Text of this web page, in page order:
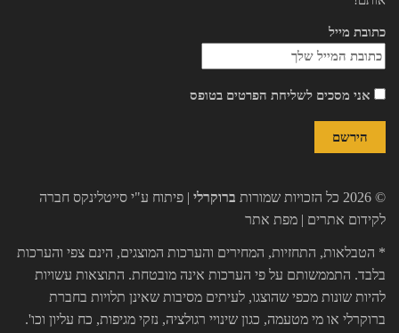
כתובת מייל
אני מסכים לשליחת הפרטים בטופס
© 2026 כל הזכויות שמורות ברוקרלי | פיתוח ע"י סייטלינקס חברה
לקידום אתרים | מפת אתר
* הטבלאות, התחזיות, המחירים והערכות המוצגים, הינם צפי והערכות
בלבד. התממשותם על פי הערכות אינה מובטחת. התוצאות עשויות
להיות שונות מכפי שהוצגו, לעיתים מסיבות שאינן תלויות בחברת
ברוקרלי או מי מטעמה, כגון שינויי רגולציה, נזקי מגיפות, כח עליון וכו'.